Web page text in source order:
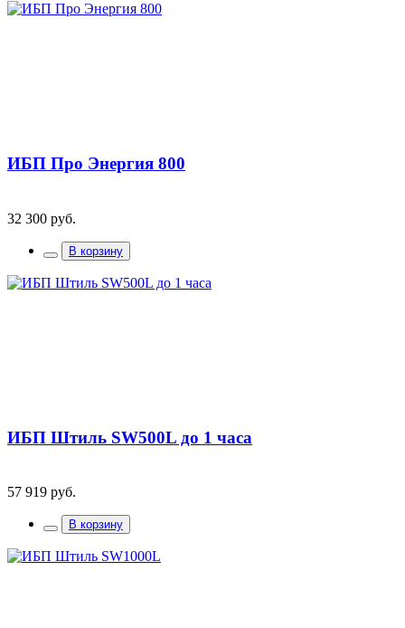
ИБП Про Энергия 800
32 300 руб.
В корзину
ИБП Штиль SW500L до 1 часа
57 919 руб.
В корзину